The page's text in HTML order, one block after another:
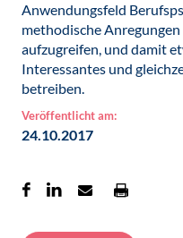
Anwendungsfeld
methodische
aufzugreifen, und damit
Interessantes und
betreiben.
Veröffentlicht am:
24.10.2017